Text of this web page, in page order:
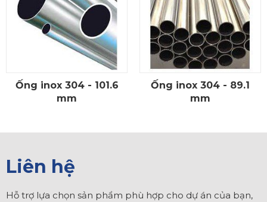
CHI TIẾT
Ống inox 304 - 101.6
mm
CHI TIẾT
Ống inox 304 - 89.1
mm
Liên hệ
Hỗ trợ lựa chọn sản phẩm phù hợp cho dự án của bạn,